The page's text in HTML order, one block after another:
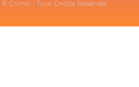
B Coms' - Tous Droits Réservés